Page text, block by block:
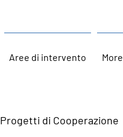
Aree di intervento More
Progetti di Cooperazione